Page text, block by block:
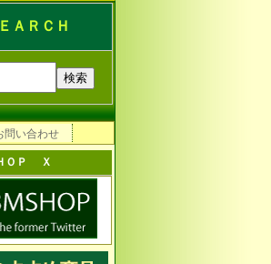
ＡＲＣＨ
問い合わせ
ＯＰ Ｘ